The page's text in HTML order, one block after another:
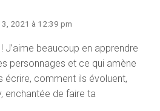
3, 2021 à 12:39 pm
J’aime beaucoup en apprendre
personnages et ce qui amène
écrire, comment ils évoluent,
enchantée de faire ta